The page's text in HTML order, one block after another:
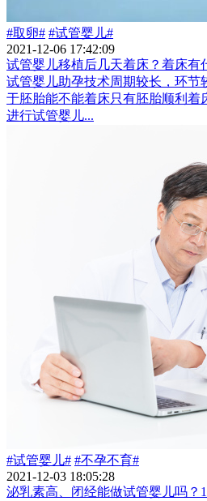
#取卵# #试管婴儿#
2021-12-06 17:42:09
试管婴儿移植后几天着床？着床有
试管婴儿助孕技术周期较长，环节
于胚胎能不能着床只有胚胎顺利着
进行试管婴儿...
#试管婴儿# #不孕不育#
2021-12-03 18:05:28
泌乳素高、闭经能做试管婴儿吗？